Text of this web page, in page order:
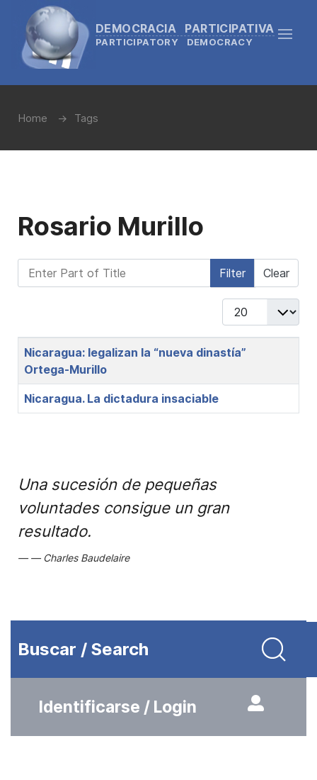
DEMOCRACIA PARTICIPATIVA
PARTICIPATORY DEMOCRACY
Home Tags
Rosario Murillo
Enter Part of Title Filter Clear
Display #
Title
Nicaragua: legalizan la “nueva dinastía”
Ortega-Murillo
Nicaragua. La dictadura insaciable
Una sucesión de pequeñas
voluntades consigue un gran
resultado.
Charles Baudelaire
Buscar / Search
Identificarse / Login